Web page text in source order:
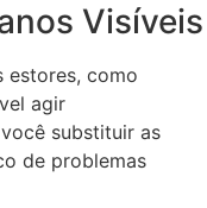
Visíveis
estores, como
agir
substituir as
de problemas